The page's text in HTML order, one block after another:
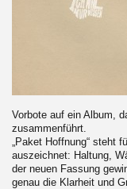
Vorbote auf ein Album,
zusammenführt.
„Paket Hoffnung“ steht
auszeichnet: Haltung,
der neuen Fassung
genau die Klarheit und